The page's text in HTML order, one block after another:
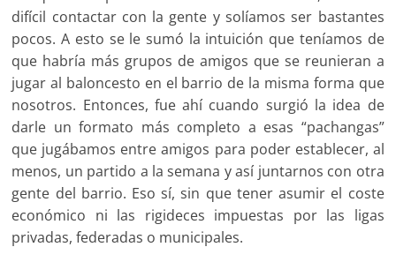
difícil contactar con la gente y solía­mos ser bastantes
pocos. A esto se le sumó la intuición que teníamos de
que habría más grupos de amigos que se reunieran a
jugar al baloncesto en el barrio de la misma forma que
nosotros. Entonces, fue ahí cuando surgió la idea de
darle un formato más completo a esas “pachangas”
que jugábamos entre amigos para poder establecer, al
menos, un partido a la semana y así juntarnos con otra
gente del barrio. Eso sí, sin que tener asumir el coste
económico ni las rigide­ces impuestas por las ligas
privadas, federadas o municipales.